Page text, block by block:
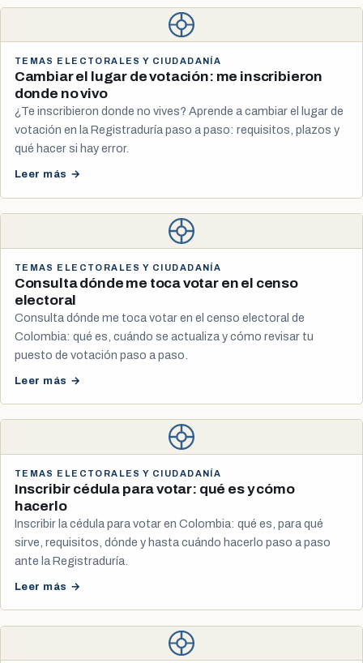
TEMAS ELECTORALES Y CIUDADANÍA
Cambiar el lugar de votación: me inscribieron
donde no vivo
¿Te inscribieron donde no vives? Aprende a cambiar el lugar de
votación en la Registraduría paso a paso: requisitos, plazos y
qué hacer si hay error.
Leer más →
TEMAS ELECTORALES Y CIUDADANÍA
Consulta dónde me toca votar en el censo
electoral
Consulta dónde me toca votar en el censo electoral de
Colombia: qué es, cuándo se actualiza y cómo revisar tu
puesto de votación paso a paso.
Leer más →
TEMAS ELECTORALES Y CIUDADANÍA
Inscribir cédula para votar: qué es y cómo
hacerlo
Inscribir la cédula para votar en Colombia: qué es, para qué
sirve, requisitos, dónde y hasta cuándo hacerlo paso a paso
ante la Registraduría.
Leer más →